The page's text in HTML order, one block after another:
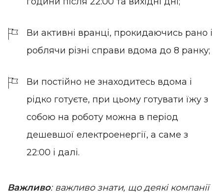
Ви активні вранці, прокидаючись рано і
роблячи різні справи вдома до 8 ранку;
Ви постійно не знаходитесь вдома і
рідко готуєте, при цьому готувати їжу з
собою на роботу можна в період
дешевшої електроенергії, а саме з
22:00 і далі.
Важливо: важливо знати, що деякі компанії